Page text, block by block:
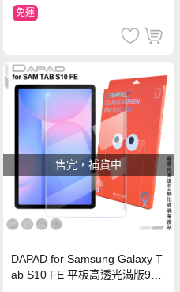
免運
售完，補貨中
DAPAD for Samsung Galaxy T
ab S10 FE 平板高透光滿版9H